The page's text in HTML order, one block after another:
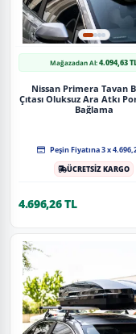
Aracınızın
yatkınlığı
Paket İçeriği
Mercedes Vito
Siparişleriniz
görmeyecek şekilde
Mağazadan Al:4.094,63
Nissan Primera Tavan
Çıtası Oluksuz Ara Atkı
Bağlama
Peşin Fiyatına 3 x
ÜCRETSİZ KARGO
4.696,26 TL